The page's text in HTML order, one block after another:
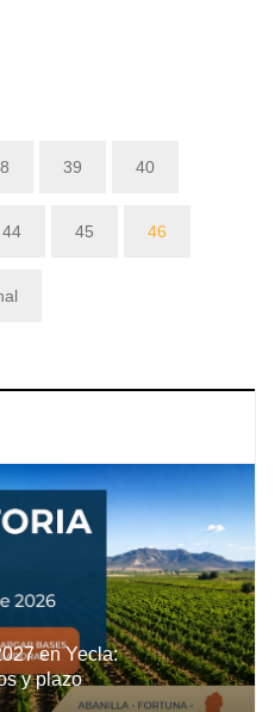
39 40
44 45 46
en Yecla:
y plazo